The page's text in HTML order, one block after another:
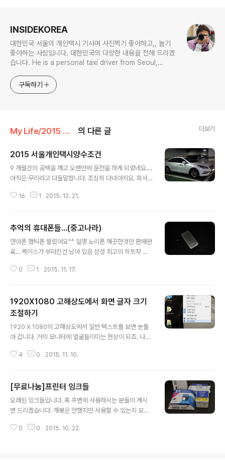
INSIDEKOREA
대한민국 서울의 개인택시 기사며 사진찍기 좋아하고,, 놀기
좋아하는 사람입니다. 대한민국의 다양한 내용을 전해 드리겠
습니다. He is a personal taxi driver from Seoul,
play. I will give you various contents of Korea.
구독하기
My Life/2015 하루 의 다른 글 더보기
2015 서울개인택시양수조건
9 개월간의 공백을 깨고 오랜만에 운전을 하게 되었네요....
아직은 무리라고 다들말합니다. 조심히 다녀야지요. 회사
다는게 무척힘이 듭니다. 본 포스팅은 현재 2015년 서울
인적 물적 가해가 없는 자로서 4년동안 현재에서 과거로 3
년을 무사고로 기간을 산정합니다. 이때 처음과 끝달은 16
일을 1개월로 간주합니다. 그리니 최소한 영업용은 1~2개
감 도장 2. 면허증 및 택시자경증 사본 각 1통 3. 정밀검사
16 1 2015. 12. 21.
추억의 휴대폰들...(중고나라)
연아폰 햅틱폰 팔렸어요^^ 일명 노리폰 깨끗한것만 판매완
료... 케이스가 부러진건 남아 있음 삼성 최고의 히트작 갤2
의 초대박 히트폴더 와인폰(구형) 이것도 판매완료. 이녀석
버 중고나라에 올렸다. 나한테 필요 없지만 누군가에데는
요긴하게 쓰일듯... 잘사용하시고 혹시라도 문제 생기면 반
품 받으니까 걱정 마세요. 양심 안팝니다. 보통 업자를 통하
면 4~10만원은 기본이다.. 난 비싼게 3만5천 나머진 2만
시것지?? ㅎㅎ 혹시 돌아다니다 이런사진 있으면 본인사진
0 1 2015. 11. 17.
1920X1080 고해상도에서 화면 글자 크기
조절하기
1920 X 1080의 고해상도에서 일반 텍스트를 보면 눈돌
아 갑니다. 거의 모니터에 얼굴들이미는 현상이 되죠. 나이
같은 방법으로 해결을 하시기 바랍니다. . 먼저 제어판의 디
플레이 메뉴에서 모든항목의 크기변경에서 조절하거나 아
니면 사용자 지정 크기 조정 옵션을 사용합니다. 눈금자 같
은곳에 마우스 클릭후 휠버튼을 위아래로 조정해 보시기
려면 로그아웃, 재시작을 하시면 적용이 됩니다. 이렇게 하
4 0 2015. 11. 10.
[무료나눔]프린터 잉크들
오래된 잉크들입니다. 혹 주변에 사용하시는 분들이 계시
면 드리겠습니다. 개봉은 안했지만 사용할 수 있는지 모르
사용하는 집이면 좋으련만... 댓글로 주소,성명,전화번호 달
0 0 2015. 10. 22.